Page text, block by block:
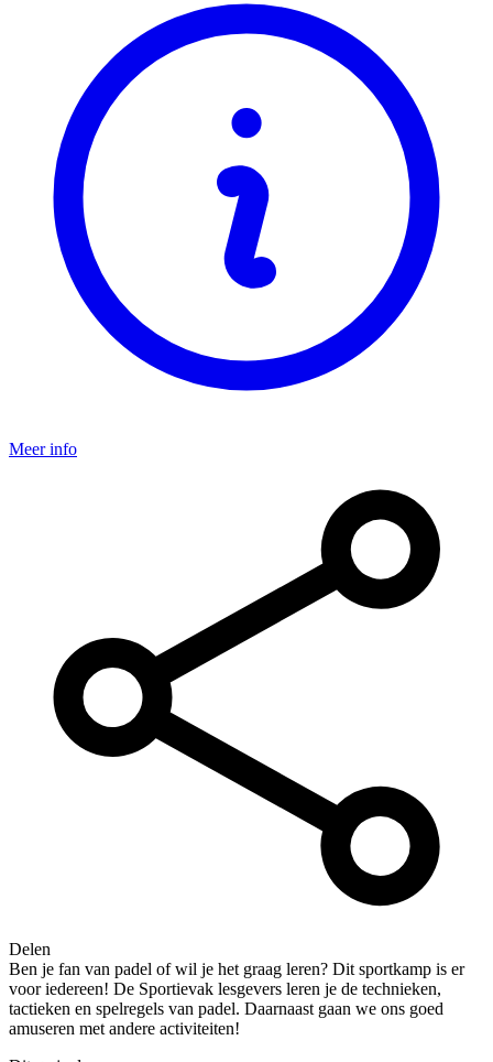
Meer info
Delen
Ben je fan van padel of wil je het graag leren? Dit sportkamp is er
voor iedereen! De Sportievak lesgevers leren je de technieken,
tactieken en spelregels van padel. Daarnaast gaan we ons goed
amuseren met andere activiteiten!